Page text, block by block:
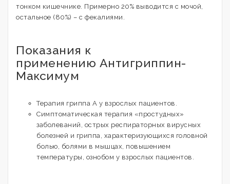
тонком кишечнике. Примерно 20% выводится с мочой,
остальное (80%) – с фекалиями.
Показания к
применению Антигриппин-
Максимум
Терапия гриппа А у взрослых пациентов.
Симптоматическая терапия «простудных»
заболеваний, острых респираторных вирусных
болезней и гриппа, характеризующихся головной
болью, болями в мышцах, повышением
температуры, ознобом у взрослых пациентов.